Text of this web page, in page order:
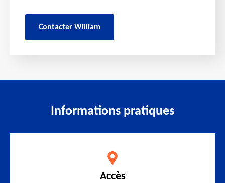
Contacter William
Informations pratiques
Accès